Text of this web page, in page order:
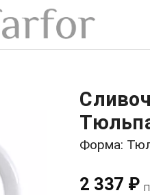
Форма:
2 337 ₽